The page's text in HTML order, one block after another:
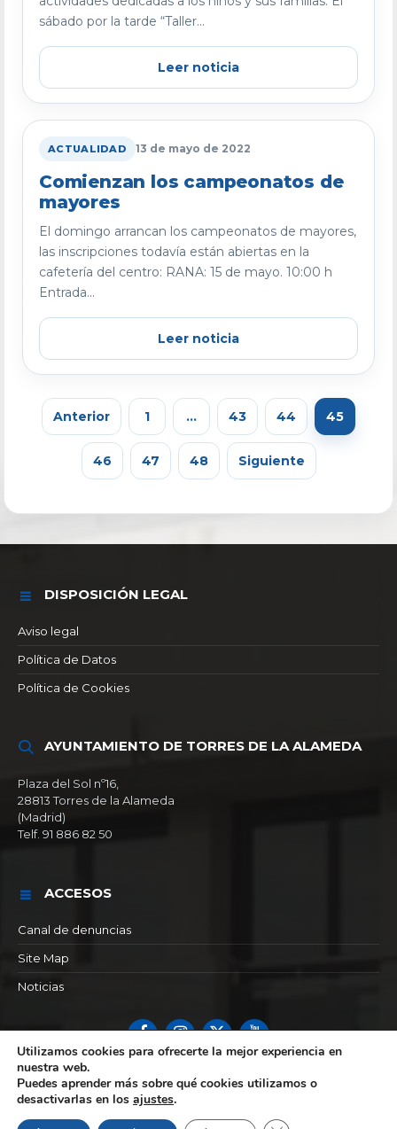
sábado por la tarde “Taller...
Leer noticia
ACTUALIDAD 13 de mayo de 2022
Comienzan los campeonatos de
mayores
El domingo arrancan los campeonatos de mayores,
las inscripciones todavía están abiertas en la
cafetería del centro: RANA: 15 de mayo. 10:00 h
Entrada...
Leer noticia
Anterior 1 … 43 44 45
46 47 48 Siguiente
DISPOSICIÓN LEGAL
Aviso legal
Política de Datos
Política de Cookies
AYUNTAMIENTO DE TORRES DE LA ALAMEDA
Plaza del Sol nº16,
28813 Torres de la Alameda
(Madrid)
Telf. 91 886 82 50
ACCESOS
Canal de denuncias
Site Map
Noticias
FacebookInstagram
X YouTube
Utilizamos cookies para ofrecerte la mejor experiencia en
nuestra web.
Puedes aprender más sobre qué cookies utilizamos o
desactivarlas en los ajustes.